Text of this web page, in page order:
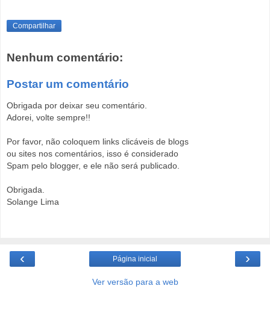
Compartilhar
Nenhum comentário:
Postar um comentário
Obrigada por deixar seu comentário.
Adorei, volte sempre!!
Por favor, não coloquem links clicáveis de blogs
ou sites nos comentários, isso é considerado
Spam pelo blogger, e ele não será publicado.
Obrigada.
Solange Lima
‹ ›
Página inicial
Ver versão para a web